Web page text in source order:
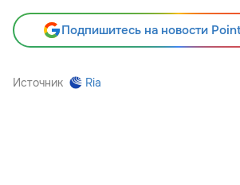
Подпишитесь на новости
Источник Ria